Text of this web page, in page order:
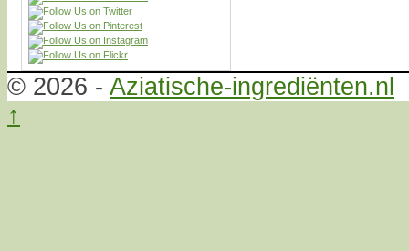
© 2026 - Aziatische-ingrediënten.nl
↑